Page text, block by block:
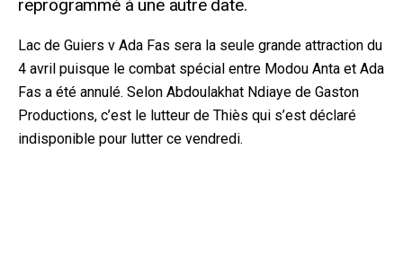
reprogrammé à une autre date.
Lac de Guiers v Ada Fas sera la seule grande attraction du
4 avril puisque le combat spécial entre Modou Anta et Ada
Fas a été annulé. Selon Abdoulakhat Ndiaye de Gaston
Productions, c’est le lutteur de Thiès qui s’est déclaré
indisponible pour lutter ce vendredi.